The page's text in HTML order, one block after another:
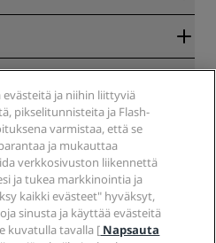
ja niihin liittyviä
pikselitunnisteita ja Flash-
varmistaa, että se
ja mukauttaa
verkkosivuston liikennettä
ja tukea markkinointia ja
kaikki evästeet" hyväksyt,
sinusta ja käyttää evästeitä
kuvatulla tavalla [ Napsauta